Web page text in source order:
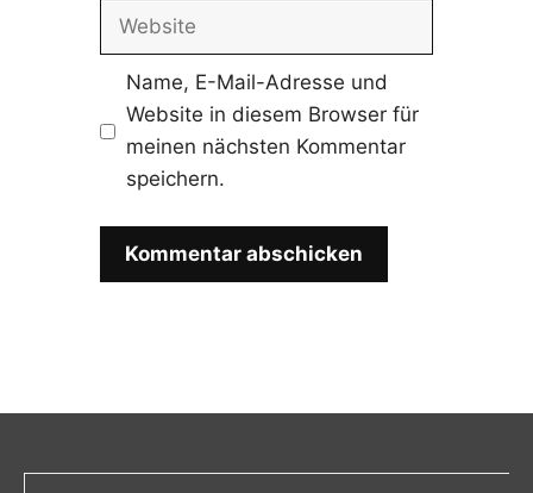
Website
Name, E-Mail-Adresse und
Website in diesem Browser für
meinen nächsten Kommentar
speichern.